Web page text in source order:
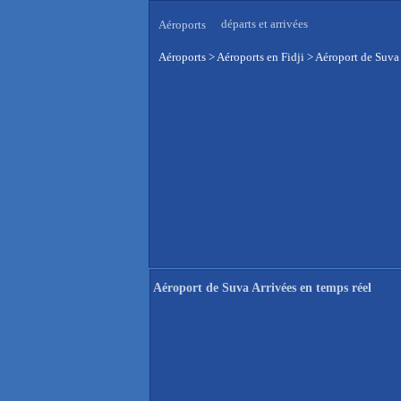
Aéroports départs et arrivées
Aéroports >Aéroports en Fidji >Aéroport de
Aéroport de Suva Arrivées en temps réel